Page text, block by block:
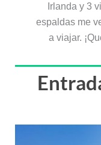
Irlanda y 3
espaldas me
a viajar.